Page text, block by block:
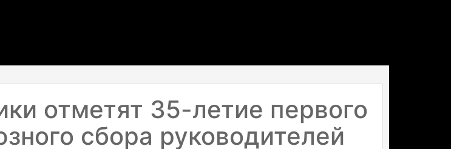
отметят 35-летие первого
сбора руководителей